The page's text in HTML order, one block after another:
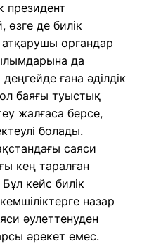
президент
де билік
атқарушы органдар
да
ғана әділдік
баяғы туыстық
жалғаса берсе,
болады.
саяси
кең таралған
кейс билік
назар
әулеттенуден
әрекет емес.